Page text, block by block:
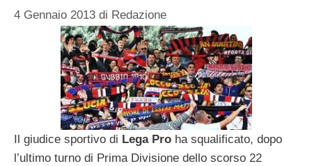
4 Gennaio 2013 di Redazione
Il giudice sportivo di Lega Pro ha squalificato, dopo
l’ultimo turno di Prima Divisione dello scorso 22